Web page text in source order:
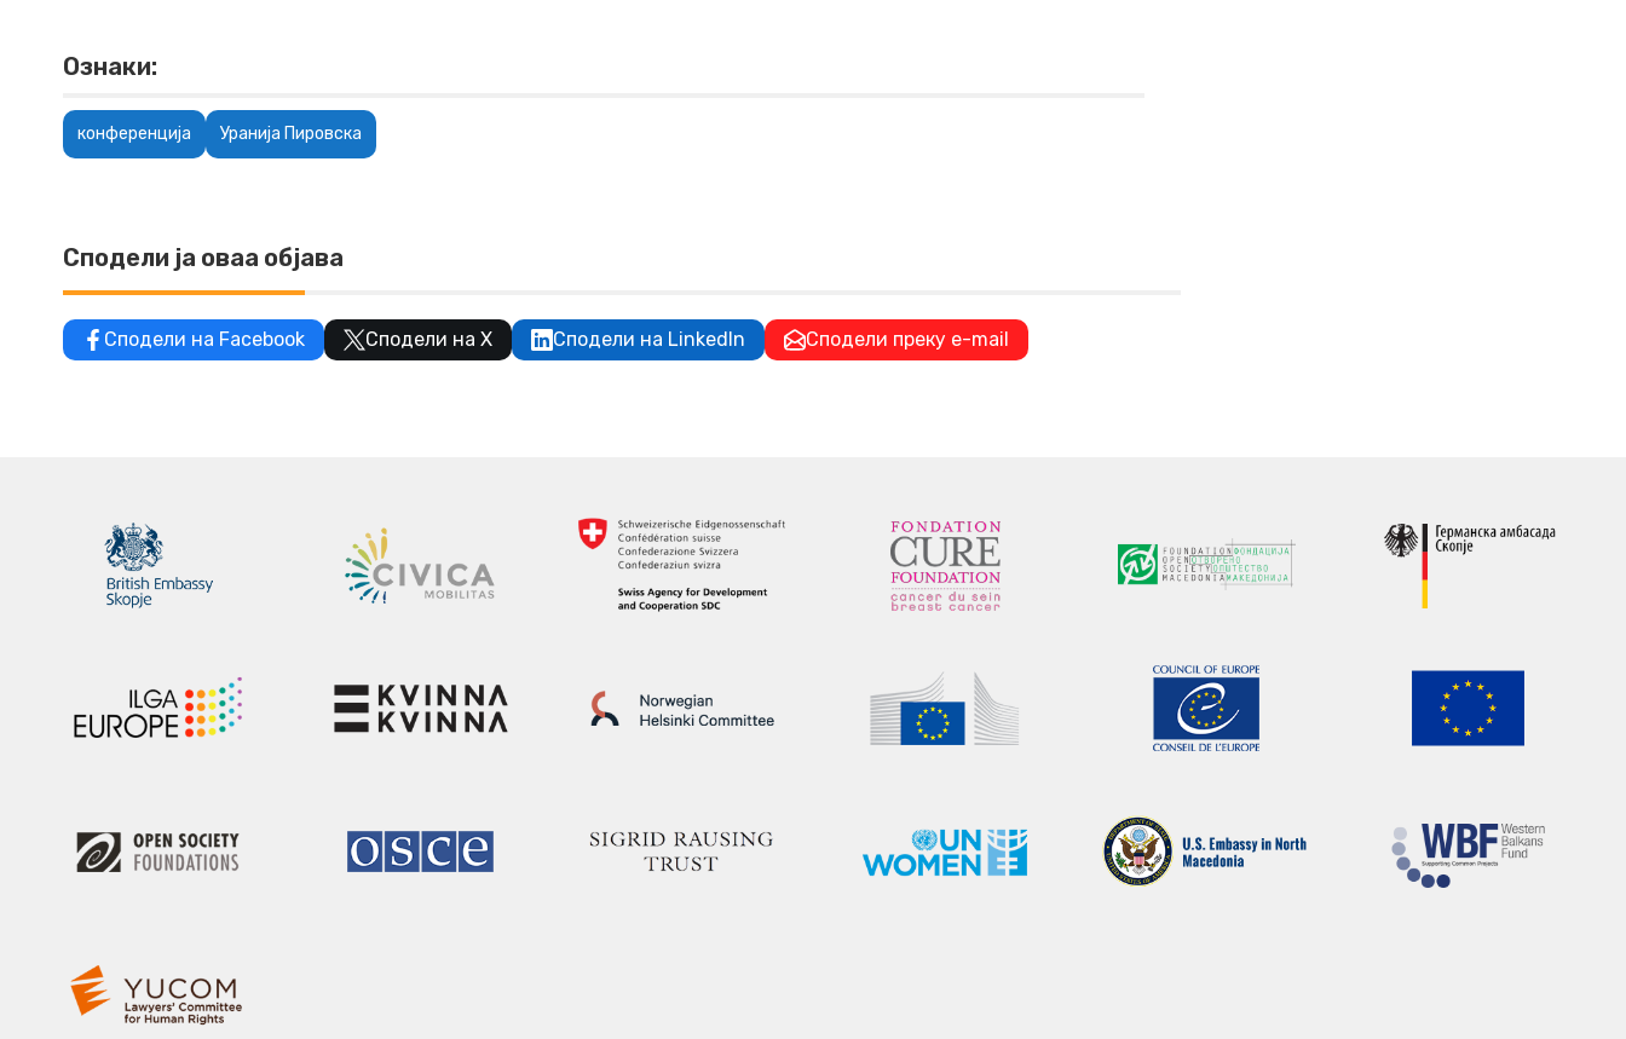
Ознаки:
конференција Уранија Пировска
Сподели ја оваа објава
Сподели на Facebook Сподели на X Сподели на LinkedIn Сподели преку e-mail